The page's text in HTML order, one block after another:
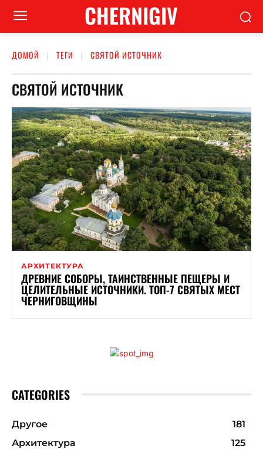
CHERNIGIV
ДОМОЙ ТЕГИ СВЯТОЙ ИСТОЧНИК
СВЯТОЙ ИСТОЧНИК
АРХИТЕКТУРА
ДРЕВНИЕ СОБОРЫ, ТАИНСТВЕННЫЕ ПЕЩЕРЫ И
ЦЕЛИТЕЛЬНЫЕ ИСТОЧНИКИ. ТОП-7 СВЯТЫХ МЕСТ
ЧЕРНИГОВЩИНЫ
CATEGORIES
Другое
181
Архитектура
125